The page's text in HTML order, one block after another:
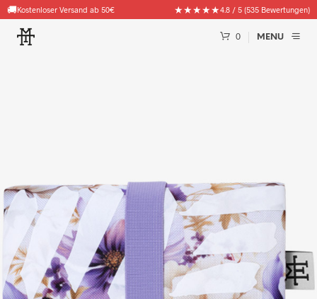
🚚Kostenloser Versand ab 50€ ★★★★★4.8 / 5 (535 Bewertungen)
0 MENU